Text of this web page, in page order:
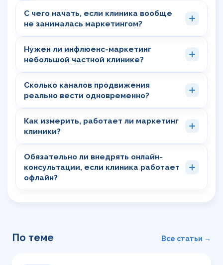
С чего начать, если клиника вообще
не занималась маркетингом?
Нужен ли инфлюенс-маркетинг
небольшой частной клинике?
Сколько каналов продвижения
реально вести одновременно?
Как измерить, работает ли маркетинг
клиники?
Обязательно ли внедрять онлайн-
консультации, если клиника работает
офлайн?
По теме Все статьи →